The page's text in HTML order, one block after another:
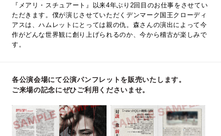
『メアリ・スチュアート』以来4年ぶり2回目のお仕事をさせてい
ただきます。僕が演じさせていただくデンマーク国王クローディ
アスは、ハムレットにとっては親の仇。森さんの演出によって今
作がどんな世界観に創り上げられるのか、今から稽古が楽しみで
す。
各公演会場にて公演パンフレットを販売いたします。
ご来場の記念にぜひご利用くださいませ。